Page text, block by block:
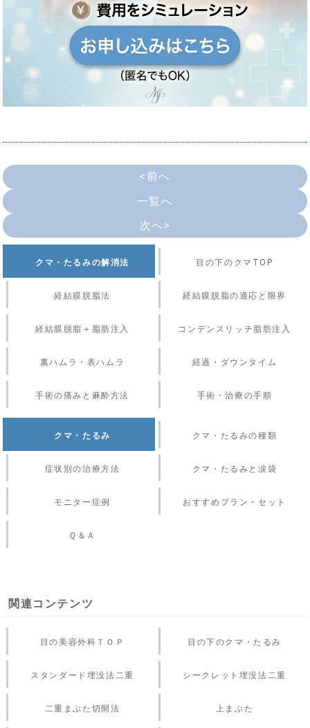
<前へ
一覧へ
次へ>
クマ・たるみの解消法 目の下のクマTOP
経結膜脱脂法 経結膜脱脂の適応と限界
経結膜脱脂＋脂肪注入 コンデンスリッチ脂肪注入
裏ハムラ・表ハムラ 経過・ダウンタイム
手術の痛みと麻酔方法 手術・治療の手順
クマ・たるみ クマ・たるみの種類
症状別の治療方法 クマ・たるみと涙袋
モニター症例 おすすめプラン・セット
Ｑ＆Ａ
関連コンテンツ
目の美容外科ＴＯＰ 目の下のクマ・たるみ
スタンダード埋没法二重 シークレット埋没法二重
二重まぶた切開法 上まぶた